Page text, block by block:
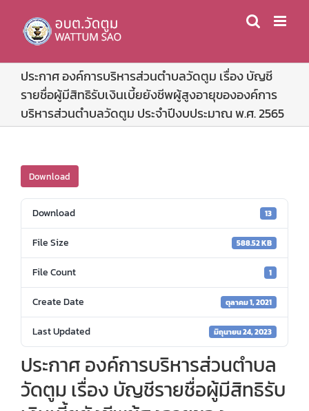
content
ประกาศ องค์การบริหารส่วนตำบลวัดตูม เรื่อง บัญชี
รายชื่อผู้มีสิทธิรับเงินเบี้ยยังชีพผู้สูงอายุขององค์การ
บริหารส่วนตำบลวัดตูม ประจำปีงบประมาณ พ.ศ. 2565
Download
Download 13
File Size 588.52 KB
File Count 1
Create Date ตุลาคม 1, 2021
Last Updated มิถุนายน 24, 2023
ประกาศ องค์การบริหารส่วนตำบล
วัดตูม เรื่อง บัญชีรายชื่อผู้มีสิทธิรับ